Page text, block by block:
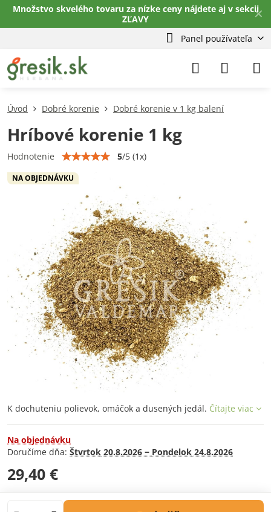
✕
Množstvo skvelého tovaru za nízke ceny nájdete aj v sekcii
ZĽAVY
Panel používateľa
NA OBJEDNÁVKU
Úvod Dobré korenie Dobré korenie v 1 kg balení
Hríbové korenie 1 kg
Hodnotenie 5/5 (1x)
K dochuteniu polievok, omáčok a dusených jedál. Čítajte viac
Na objednávku
Doručíme dňa: Štvrtok 20.8.2026 − Pondelok 24.8.2026
29,40 €